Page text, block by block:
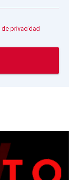
privacidad